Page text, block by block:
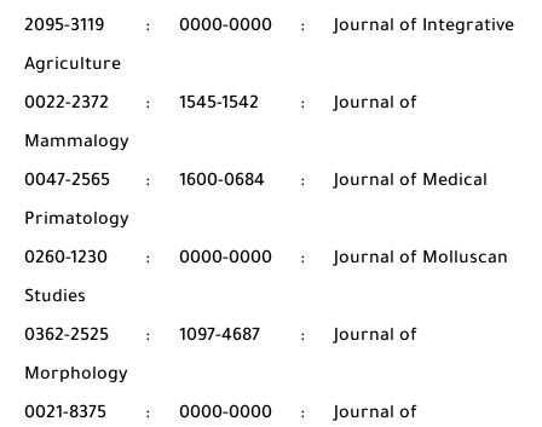
2095-3119
: 0000-0000 :
Journal of Integrative
Agriculture
0022-2372
: 1545-1542 :
Journal of
Mammalogy
0047-2565
: 1600-0684 :
Journal of Medical
Primatology
0260-1230
: 0000-0000 :
Journal of Molluscan
Studies
0362-2525
: 1097-4687 :
Journal of
Morphology
0021-8375
: 0000-0000 :
Journal of